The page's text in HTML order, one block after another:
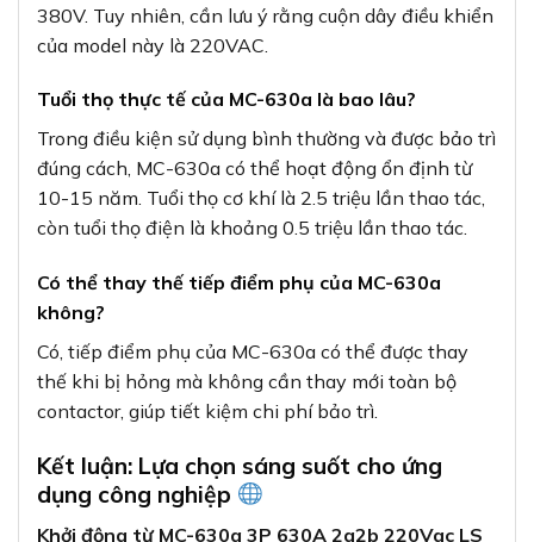
380V. Tuy nhiên, cần lưu ý rằng cuộn dây điều khiển
của model này là 220VAC.
Tuổi thọ thực tế của MC-630a là bao lâu?
Trong điều kiện sử dụng bình thường và được bảo trì
đúng cách, MC-630a có thể hoạt động ổn định từ
10-15 năm. Tuổi thọ cơ khí là 2.5 triệu lần thao tác,
còn tuổi thọ điện là khoảng 0.5 triệu lần thao tác.
Có thể thay thế tiếp điểm phụ của MC-630a
không?
Có, tiếp điểm phụ của MC-630a có thể được thay
thế khi bị hỏng mà không cần thay mới toàn bộ
contactor, giúp tiết kiệm chi phí bảo trì.
Kết luận: Lựa chọn sáng suốt cho ứng
dụng công nghiệp
Khởi động từ MC-630a 3P 630A 2a2b 220Vac LS